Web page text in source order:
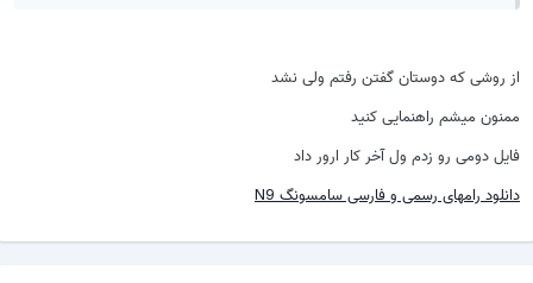
از روشی که دوستان گفتن رفتم ولی نشد
ممنون میشم راهنمایی کنید
فایل دومی رو زدم ول آخر کار ارور داد
دانلود رامهای رسمی و فارسی سامسونگ N9